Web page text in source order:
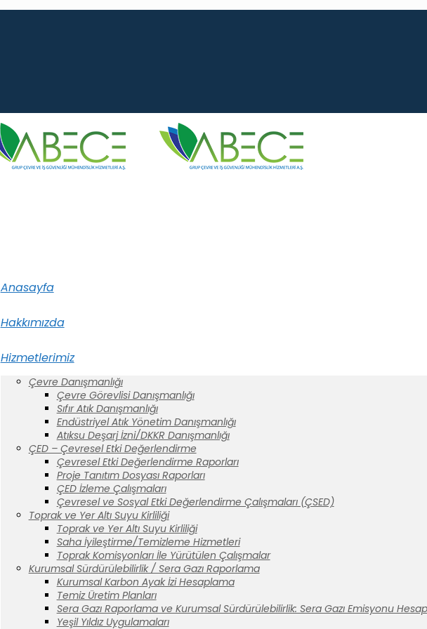
Anasayfa
Hakkımızda
Hizmetlerimiz
Çevre Danışmanlığı
Çevre Görevlisi Danışmanlığı
Sıfır Atık Danışmanlığı
Endüstriyel Atık Yönetim Danışmanlığı
Atıksu Deşarj İzni/DKKR Danışmanlığı
ÇED – Çevresel Etki Değerlendirme
Çevresel Etki Değerlendirme Raporları
Proje Tanıtım Dosyası Raporları
ÇED İzleme Çalışmaları
Çevresel ve Sosyal Etki Değerlendirme Çalışmaları (ÇSED)
Toprak ve Yer Altı Suyu Kirliliği
Toprak ve Yer Altı Suyu Kirliliği
Saha İyileştirme/Temizleme Hizmetleri
Toprak Komisyonları İle Yürütülen Çalışmalar
Kurumsal Sürdürülebilirlik / Sera Gazı Raporlama
Kurumsal Karbon Ayak İzi Hesaplama
Temiz Üretim Planları
Sera Gazı Raporlama ve Kurumsal Sürdürülebilirlik: Sera Gazı Emisyonu
Yeşil Yıldız Uygulamaları